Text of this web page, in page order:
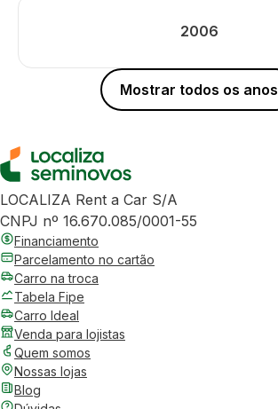
2006
Mostrar todos os anos
LOCALIZA Rent a Car S/A
CNPJ nº 16.670.085/0001-55
Financiamento
Parcelamento no cartão
Carro na troca
Tabela Fipe
Carro Ideal
Venda para lojistas
Quem somos
Nossas lojas
Blog